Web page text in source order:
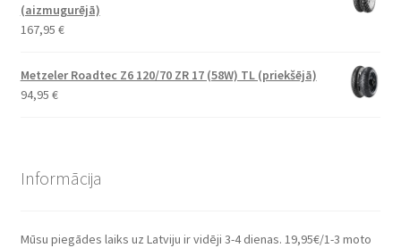
(aizmugurējā)
167,95 €
Metzeler Roadtec Z6 120/70 ZR 17 (58W) TL (priekšējā)
94,95 €
Informācija
Mūsu piegādes laiks uz Latviju ir vidēji 3-4 dienas. 19,95€/1-3 moto